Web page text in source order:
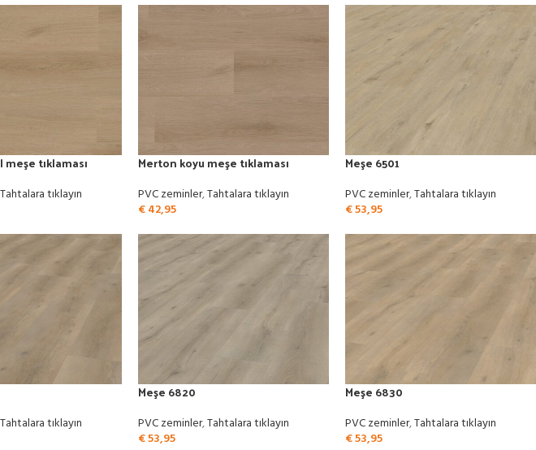
tıklaması
Tahtalara tıklayın
Merton koyu meşe tıklaması
PVC zeminler,Tahtalara tıklayın
€42,95
Meşe 6501
PVC zeminler,Tahtalara tıklayın
€53,95
Tahtalara tıklayın
Meşe 6820
PVC zeminler,Tahtalara tıklayın
€53,95
Meşe 6830
PVC zeminler,Tahtalara tıklayın
€53,95